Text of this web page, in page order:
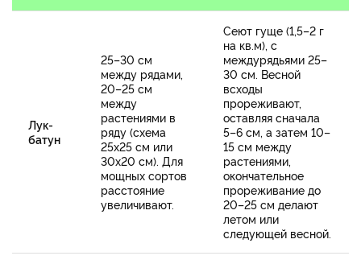
Лук-
батун
25–30 см
между рядами,
20–25 см
между
растениями в
ряду (схема
25х25 см или
30х20 см). Для
мощных сортов
расстояние
увеличивают.
Сеют гуще (1,5–2 г
на кв.м), с
междурядьями 25–
30 см. Весной
всходы
прореживают,
оставляя сначала
5–6 см, а затем 10–
15 см между
растениями,
окончательное
прореживание до
20–25 см делают
летом или
следующей весной.